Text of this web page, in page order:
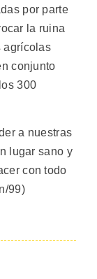
por parte
la ruina
agrícolas
conjunto
300
a nuestras
lugar sano y
con todo
99)